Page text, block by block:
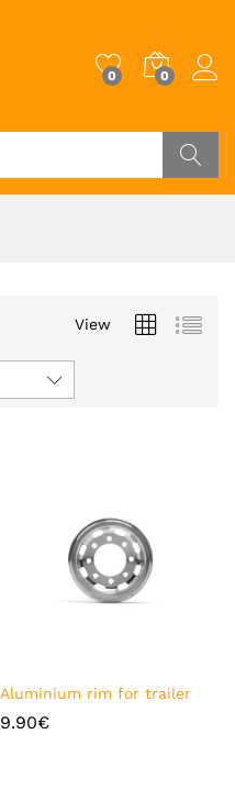
0 0
View
Ajou
Aluminium rim for trailer
9.90€